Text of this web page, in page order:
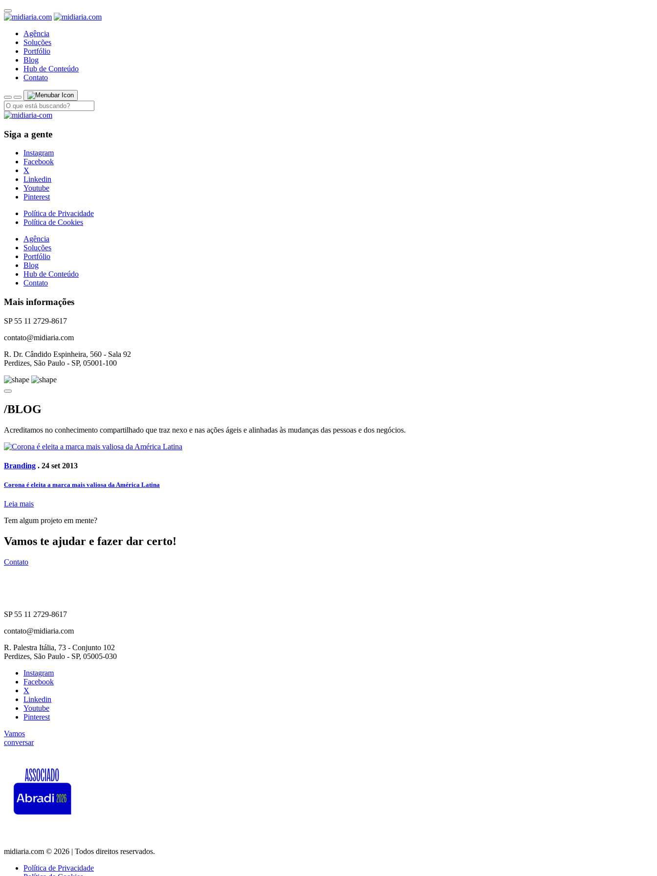
Agência
Soluções
Portfólio
Blog
Hub de Conteúdo
Contato
Siga a gente
Instagram
Facebook
X
Linkedin
Youtube
Pinterest
Política de Privacidade
Política de Cookies
Agência
Soluções
Portfólio
Blog
Hub de Conteúdo
Contato
Mais informações
SP 55 11 2729-8617
contato@midiaria.com
R. Dr. Cândido Espinheira, 560 - Sala 92
Perdizes, São Paulo - SP, 05001-100
/BLOG
Acreditamos no conhecimento compartilhado que traz nexo e nas ações ágeis e alinhadas às mudanças das pessoas e dos negócios.
Branding . 24 set 2013
Corona é eleita a marca mais valiosa da América Latina
Leia mais
Tem algum projeto em mente?
Vamos te ajudar e fazer dar certo!
Contato
SP 55 11 2729-8617
contato@midiaria.com
R. Palestra Itália, 73 - Conjunto 102
Perdizes, São Paulo - SP, 05005-030
Instagram
Facebook
X
Linkedin
Youtube
Pinterest
Vamos
conversar
midiaria.com © 2026 | Todos direitos reservados.
Política de Privacidade